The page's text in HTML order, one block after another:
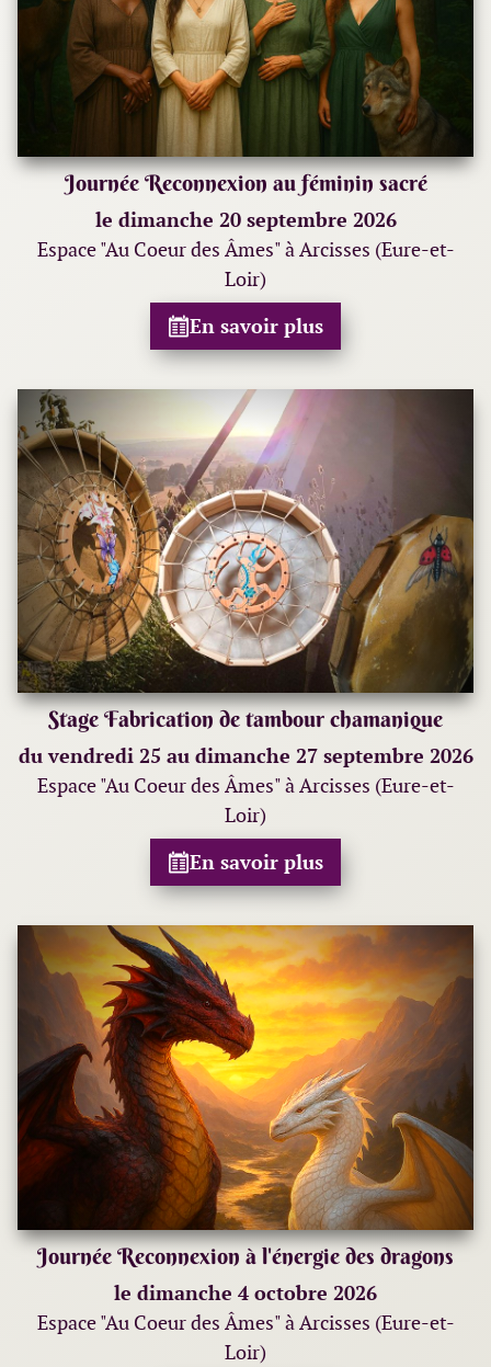
Journée Reconnexion au féminin sacré
le dimanche 20 septembre 2026
Espace "Au Coeur des Âmes" à Arcisses (Eure-et-
Loir)
En savoir plus
Stage Fabrication de tambour chamanique
du vendredi 25 au dimanche 27 septembre 2026
Espace "Au Coeur des Âmes" à Arcisses (Eure-et-
Loir)
En savoir plus
Journée Reconnexion à l'énergie des dragons
le dimanche 4 octobre 2026
Espace "Au Coeur des Âmes" à Arcisses (Eure-et-
Loir)